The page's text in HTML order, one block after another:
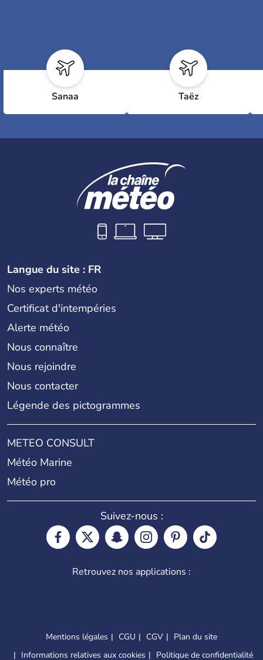
Sanaa Taëz
Langue du site : FR
Nos experts météo
Certificat d'intempéries
Alerte météo
Nous connaître
Nous rejoindre
Nous contacter
Légende des pictogrammes
METEO CONSULT
Météo Marine
Météo pro
Suivez-nous :
Retrouvez nos applications :
Mentions légales CGU CGV
Plan du site
Informations relatives aux cookies
Politique de confidentialité